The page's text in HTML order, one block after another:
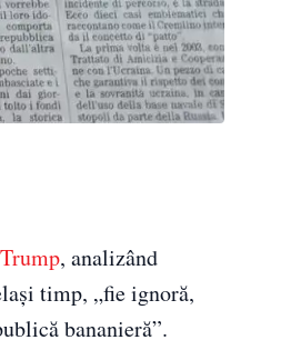
, analizând
timp, „fie ignoră,
bananieră”.